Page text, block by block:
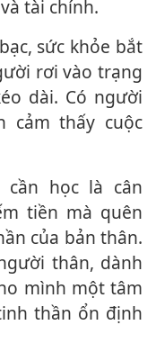
tài chính.
rơi vào trạng
dài. Có người
cảm thấy cuộc
tiền mà quên
của bản thân.
thân, dành
mình một tâm
thần ổn định